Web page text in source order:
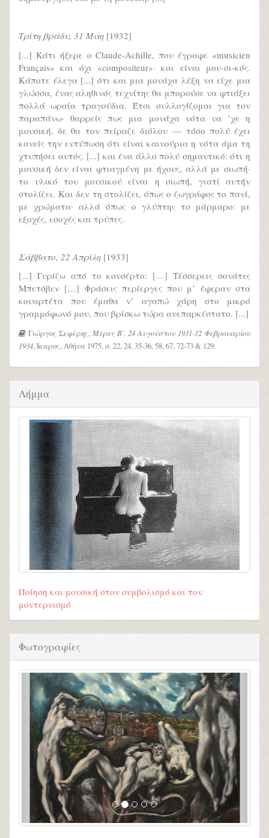
Τρίτη βράδυ, 31 Μάη [1932]
[...] Κάτι ήξερε ο Claude-Achille, που έγραφε «musicien
Français» και όχι «compositeur»· και είναι μου-σι-κός.
Κάποτε έλεγα [...] ότι και μια μονάχα λέξη να είχε μια
γλώσσα, ένας αληθινός τεχνίτης θα μπορούσε να φτιάξει
πολλά ωραία τραγούδια. Έτσι συλλογίζομαι για τον
παραπάνω· θαρρείς πως μια μονάχα νότα να ’χε η
μουσική, δε θα τον πείραζε διόλου — τόσο πολύ έχει
κανείς την εντύπωση ότι είναι καινούρια η νότα άμα τη
χτυπήσει αυτός. [...] και ένα άλλο πολύ σημαντικό: ότι η
μουσική δεν είναι φτιαγμένη με ήχους, αλλά με σιωπή·
το υλικό του μουσικού είναι η σιωπή, γιατί αυτήν
στολίζει. Και δεν τη στολίζει, όπως ο ζωγράφος το πανί,
με χρώματα· αλλά όπως ο γλύπτης το μάρμαρο: με
εξοχές, εσοχές και τρύπες.
Σάββατο, 22 Απρίλη [1933]
[...] Γυρίζω από το κονσέρτο: […] Τέσσερεις σονάτες
Μπετόβεν […] Φράσεις περίεργες που μ’ έφεραν στα
κουαρτέτα που έμαθα ν’ αγαπώ χάρη στο μικρό
γραμμόφωνό μου, που βρίσκω τώρα ανεπαρκέστατο. [...]
Γιώργος Σεφέρης, Μέρες Β΄. 24 Αυγούστου 1931-12 Φεβρουαρίου
1934, Ίκαρος, Αθήνα 1975, σ. 22, 24, 35-36, 58, 67, 72-73 & 129.
Λήμμα
Ποίηση και μουσική στον συμβολισμό και τον
μοντερνισμό
Φωτογραφίες